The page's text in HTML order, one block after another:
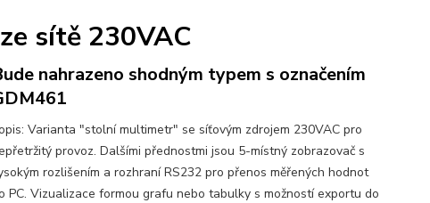
sítě 230VAC
nahrazeno shodným typem s označením
Varianta "stolní multimetr" se síťovým zdrojem 230VAC pro
provoz. Dalšími přednostmi jsou 5-místný zobrazovač s
rozlišením a rozhraní RS232 pro přenos měřených hodnot
PC. Vizualizace formou grafu nebo tabulky s možností exportu do